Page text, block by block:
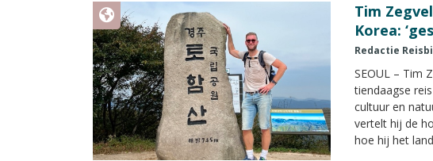
Tim
Korea:
Redactie
SEOUL – Tim
tiendaagse
cultuur en
vertelt hij de
hoe hij het